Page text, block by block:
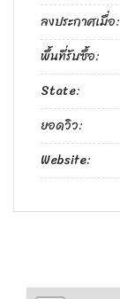
ลงประกาศเมื่อ:
พื้นที่รับซื้อ:
State:
ยอดวิว:
Website: